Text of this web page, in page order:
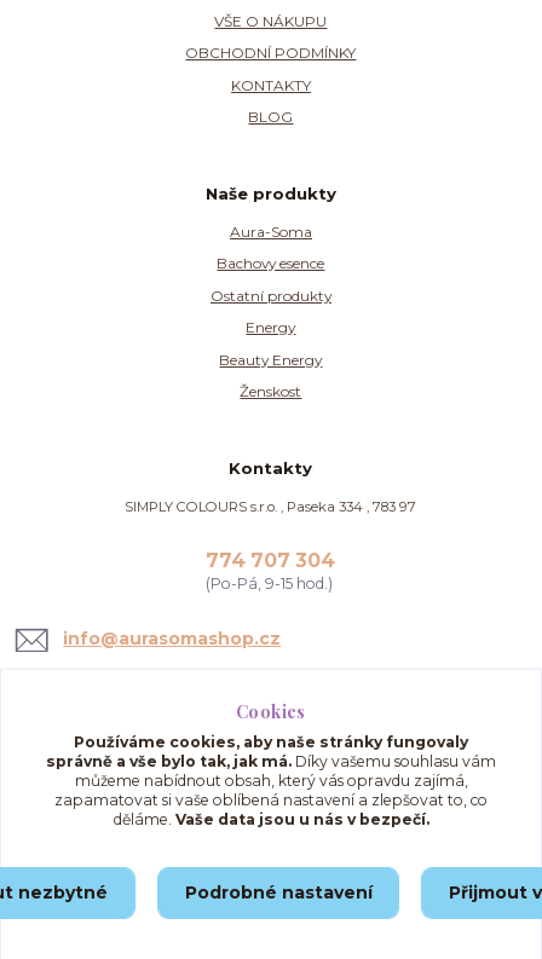
VŠE O NÁKUPU
OBCHODNÍ PODMÍNKY
KONTAKTY
BLOG
Naše produkty
Aura-Soma
Bachovy esence
Ostatní produkty
Energy
Beauty Energy
Ženskost
Kontakty
SIMPLY COLOURS s.r.o. , Paseka 334 , 783 97
774 707 304
(Po-Pá, 9-15 hod.)
info@aurasomashop.cz
Upravit sběr cookies.
© 2025 AuraSomaShop.cz – provozovatel Simply Colours s.r.o., IČO: 02562286, se
sídlem Paseka 334, 783 97, Česká republika.
Cookies
Používáme cookies, aby naše stránky fungovaly
správně a vše bylo tak, jak má. Díky vašemu souhlasu vám
můžeme nabídnout obsah, který vás opravdu zajímá,
zapamatovat si vaše oblíbená nastavení a zlepšovat to, co
děláme. Vaše data jsou u nás v bezpečí.
nezbytné Podrobné nastavení Přijmout